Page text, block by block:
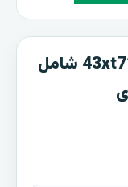
بک لایت مرغوب ایکس ویژن 43xt725 شامل